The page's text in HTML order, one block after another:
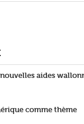
aides
comme thème